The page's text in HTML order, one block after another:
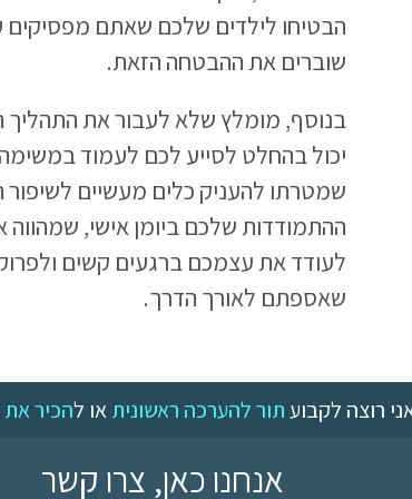
הבטיחו לילדים שלכם שאתם מפסיקים
שוברים את ההבטחה הזאת.
יכול בהחלט לסייע לכם לעמוד
שמטרתו להעניק כלים מעשיים
ההתמודדות שלכם ביומן אישי, שמהווה
לעודד את עצמכם ברגעים קשים
שאספתם לאורך הדרך.
רוצה לקבועתור להערכה ראשוניתאו להכיר את
אנחנו כאן, צרו קשר